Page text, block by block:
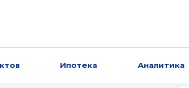
Ипотека Аналитика